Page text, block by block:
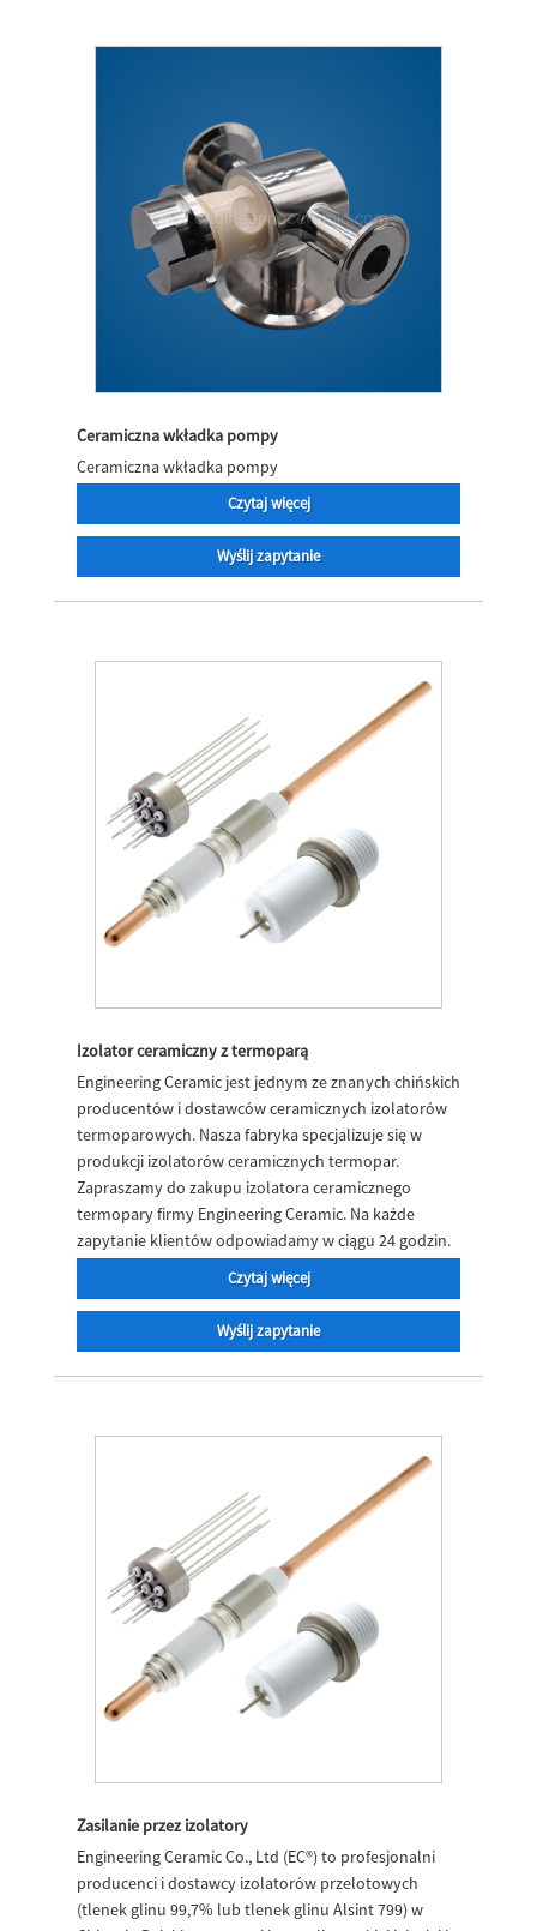
Ceramiczna wkładka pompy
Ceramiczna wkładka pompy
Czytaj więcej
Wyślij zapytanie
Izolator ceramiczny z termoparą
Engineering Ceramic jest jednym ze znanych chińskich
producentów i dostawców ceramicznych izolatorów
termoparowych. Nasza fabryka specjalizuje się w
produkcji izolatorów ceramicznych termopar.
Zapraszamy do zakupu izolatora ceramicznego
termopary firmy Engineering Ceramic. Na każde
zapytanie klientów odpowiadamy w ciągu 24 godzin.
Czytaj więcej
Wyślij zapytanie
Zasilanie przez izolatory
Engineering Ceramic Co., Ltd (EC®) to profesjonalni
producenci i dostawcy izolatorów przelotowych
(tlenek glinu 99,7% lub tlenek glinu Alsint 799) w